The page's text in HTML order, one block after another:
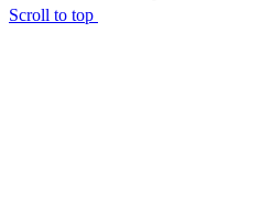
Scroll to top